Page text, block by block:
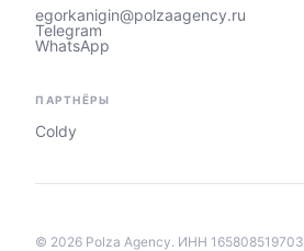
egorkanigin@polzaagency.ru
Telegram
WhatsApp
ПАРТНЁРЫ
Coldy
© 2026 Polza Agency. ИНН 165808519703